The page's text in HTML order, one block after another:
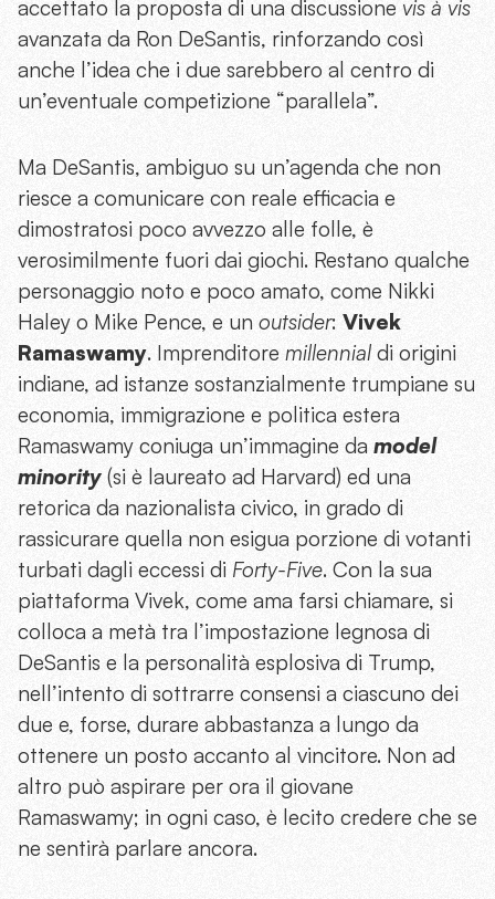
accettato la proposta di una discussione vis à vis
avanzata da Ron DeSantis, rinforzando così
anche l’idea che i due sarebbero al centro di
un’eventuale competizione “parallela”.
Ma DeSantis, ambiguo su un’agenda che non
riesce a comunicare con reale efficacia e
dimostratosi poco avvezzo alle folle, è
verosimilmente fuori dai giochi. Restano qualche
personaggio noto e poco amato, come Nikki
Haley o Mike Pence, e un outsider: Vivek
Ramaswamy. Imprenditore millennial di origini
indiane, ad istanze sostanzialmente trumpiane su
economia, immigrazione e politica estera
Ramaswamy coniuga un’immagine da model
minority (si è laureato ad Harvard) ed una
retorica da nazionalista civico, in grado di
rassicurare quella non esigua porzione di votanti
turbati dagli eccessi di Forty-Five. Con la sua
piattaforma Vivek, come ama farsi chiamare, si
colloca a metà tra l’impostazione legnosa di
DeSantis e la personalità esplosiva di Trump,
nell’intento di sottrarre consensi a ciascuno dei
due e, forse, durare abbastanza a lungo da
ottenere un posto accanto al vincitore. Non ad
altro può aspirare per ora il giovane
Ramaswamy; in ogni caso, è lecito credere che se
ne sentirà parlare ancora.